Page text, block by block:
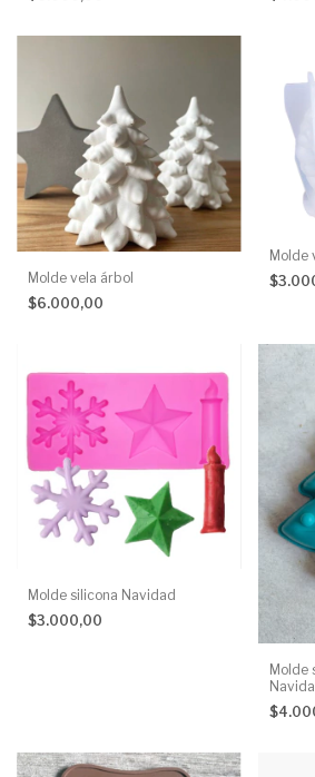
Molde vela árbol
$6.000,00
Molde
Molde silicona Navidad
$3.000,00
Molde